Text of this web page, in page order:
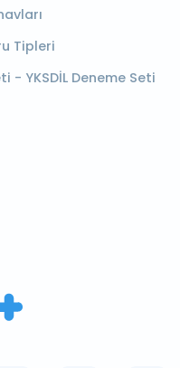
Tipleri
- YKSDİL Deneme Seti